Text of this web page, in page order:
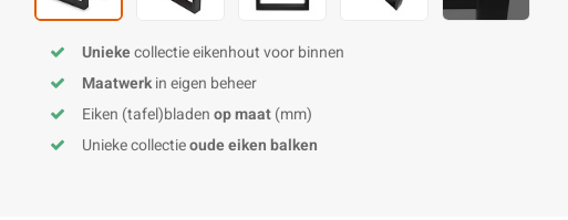
Uniekecollectie eikenhout voor binnen
Maatwerkin eigen beheer
Eiken (tafel)bladenop maat(mm)
Unieke collectieoude eiken balken